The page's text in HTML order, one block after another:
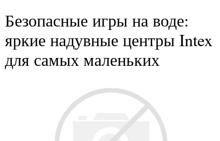
Безопасные игры на воде:
яркие надувные центры Intex
для самых маленьких